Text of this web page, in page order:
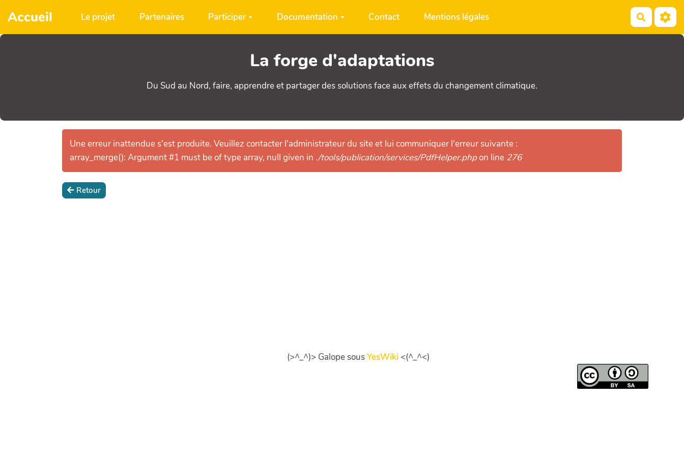
Aller au contenu principal
Accueil Le projet Partenaires Participer Documentation Contact Mentions légales
La forge d'adaptations
Du Sud au Nord, faire, apprendre et partager des solutions face aux effets du changement climatique.
Une erreur inattendue s'est produite. Veuillez contacter l'administrateur du site et lui communiquer l'erreur suivante :
array_merge(): Argument #1 must be of type array, null given in ./tools/publication/services/PdfHelper.phpon line 276
Retour
(>^_^)> Galope sousYesWiki <(^_^<)